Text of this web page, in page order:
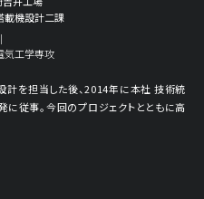
載機設計二課
気工学専攻
を担当した後、2014年に本社 技術統
従事。今回のプロジェクトとともに高